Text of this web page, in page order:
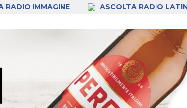
RADIO IMMAGINE ASCOLTA RADIO